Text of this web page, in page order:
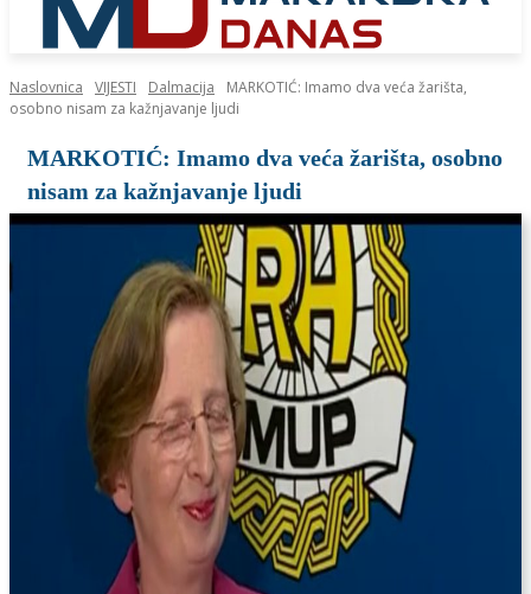
Naslovnica VIJESTI Dalmacija
MARKOTIĆ: Imamo dva veća žarišta,
osobno nisam za kažnjavanje ljudi
MARKOTIĆ: Imamo dva veća žarišta, osobno
nisam za kažnjavanje ljudi